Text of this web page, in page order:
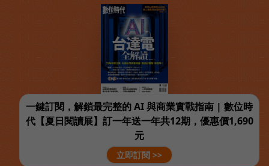
一鍵訂閱，解鎖最完整的 AI 與商業實戰指南 | 數位時
代【夏日閱讀展】訂一年送一年共12期，優惠價1,690
元
立即訂閱 >>